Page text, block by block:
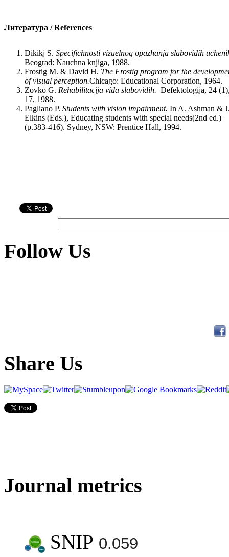
Литература / References
Dikikj S. Specifichnosti vizuelnog opazhanja slabovidih
Beograd: Nauchna knjiga, 1988.
Frostig M. & David H. The Frostig program for the
of visual perception.Chicago: Educational Corporation, 1964.
Zovko G. Rehabilitacija vida slabovidih. Defektologija, 24
17, 1988.
Pagliano P. Students with vision impairment. In A. Ashman &
Elkins (Eds.), Educating students with special needs(2nd ed.)
(p.383-416). Sydney, NSW: Prentice Hall, 1994.
Follow Us
Share Us
Journal metrics
SNIP 0.059